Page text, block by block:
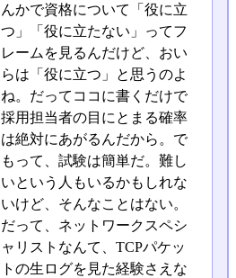
んかで資格について「役に立
つ」「役に立たない」ってフ
レームを見るんだけど、おい
らは「役に立つ」と思うのよ
ね。だってココに書くだけで
採用担当者の目にとまる確率
は絶対にあがるんだから。で
もって、試験は簡単だ。難し
いという人もいるかもしれな
いけど、そんなことはない。
だって、ネットワークスペシ
ャリストなんて、TCPパケッ
トの生ログを見た経験さえな